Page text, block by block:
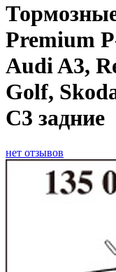
Premium
Audi A3,
Golf,
C3 задние
нет отзывов